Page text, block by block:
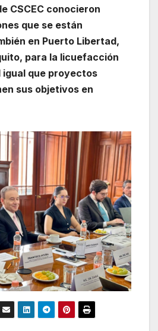
CSCEC conocieron
que se están
en Puerto Libertad,
para la licuefacción
igual que proyectos
sus objetivos en